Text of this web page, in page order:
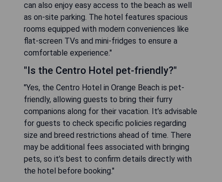
can also enjoy easy access to the beach as well
as on-site parking. The hotel features spacious
rooms equipped with modern conveniences like
flat-screen TVs and mini-fridges to ensure a
comfortable experience."
"Is the Centro Hotel pet-friendly?"
"Yes, the Centro Hotel in Orange Beach is pet-
friendly, allowing guests to bring their furry
companions along for their vacation. It’s advisable
for guests to check specific policies regarding
size and breed restrictions ahead of time. There
may be additional fees associated with bringing
pets, so it’s best to confirm details directly with
the hotel before booking."